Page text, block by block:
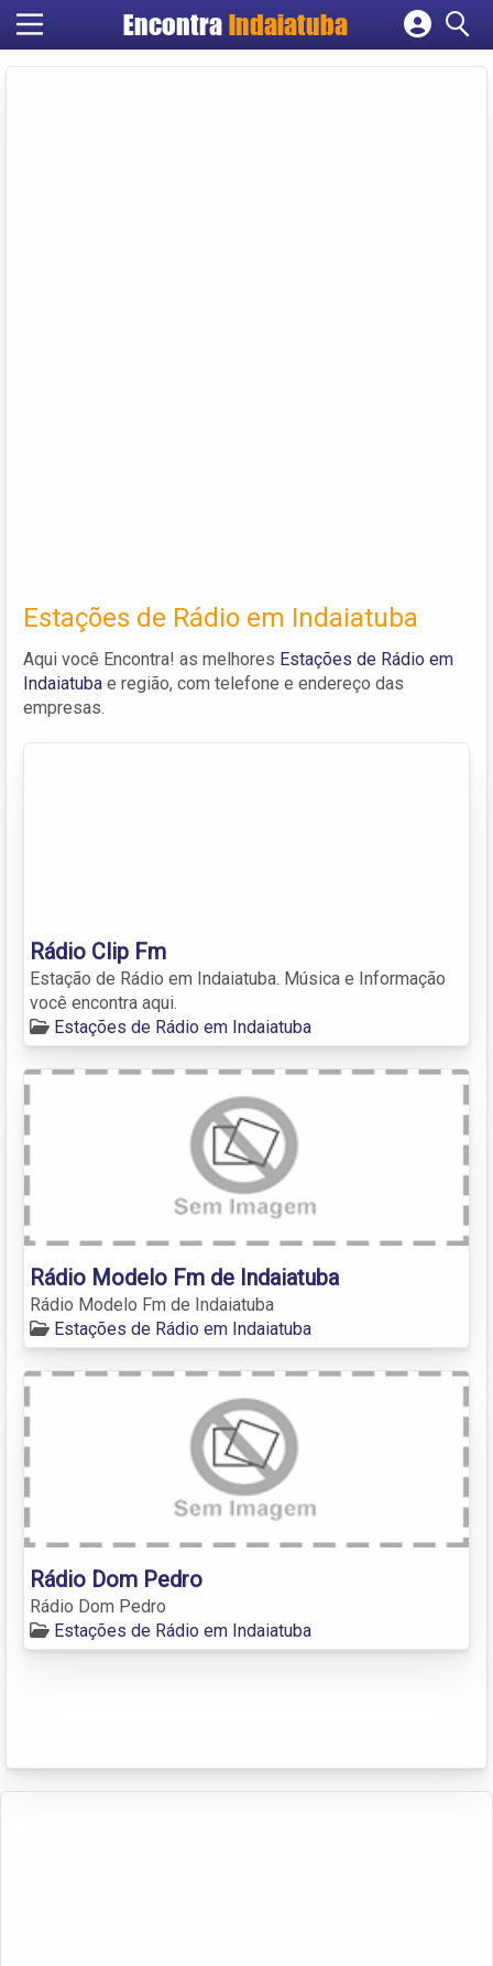
Encontra Indaiatuba
Cadastrar empresa
Estações de Rádio em Indaiatuba
Aqui você Encontra! as melhores Estações de Rádio em
Indaiatuba e região, com telefone e endereço das
empresas.
Rádio Clip Fm
Estação de Rádio em Indaiatuba. Música e Informação
você encontra aqui.
Estações de Rádio em Indaiatuba
Rádio Modelo Fm de Indaiatuba
Rádio Modelo Fm de Indaiatuba
Estações de Rádio em Indaiatuba
Rádio Dom Pedro
Rádio Dom Pedro
Estações de Rádio em Indaiatuba